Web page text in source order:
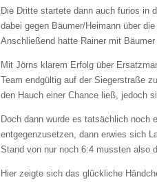
Die Dritte startete dann auch furios in
dabei gegen Bäumer/Heimann über
Anschließend hatte Rainer mit
Mit Jörns klarem Erfolg über
Team endgültig auf der Siegerstraße
den Hauch einer Chance ließ, jedoch
Doch dann wurde es tatsächlich noch
entgegenzusetzen, dann erwies sich
Stand von nur noch 6:4 mussten also
Hier zeigte sich das glückliche